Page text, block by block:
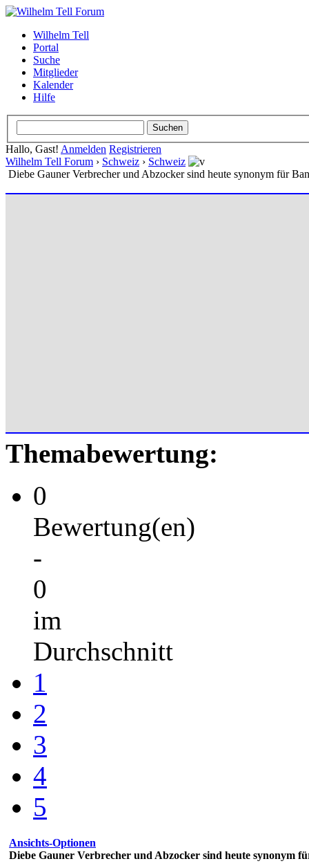
Wilhelm Tell
Portal
Suche
Mitglieder
Kalender
Hilfe
Hallo, Gast! Anmelden Registrieren
Wilhelm Tell Forum › Schweiz › Schweiz
Diebe Gauner Verbrecher und Abzocker sind heute synonym für
Themabewertung:
0
Bewertung(en)
-
0
im
Durchschnitt
1
2
3
4
5
Ansichts-Optionen
Diebe Gauner Verbrecher und Abzocker sind heute synonym